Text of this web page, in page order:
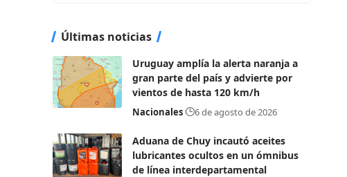
Últimas noticias
Uruguay amplía la alerta naranja a
gran parte del país y advierte por
vientos de hasta 120 km/h
Nacionales 6 de agosto de 2026
Aduana de Chuy incautó aceites
lubricantes ocultos en un ómnibus
de línea interdepartamental